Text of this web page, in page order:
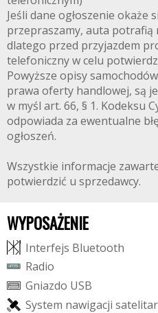
Jeśli dane ogłoszenie okaże
przepraszamy, auta
dlatego przed przyjazdem
telefoniczny w celu
Powyższe opisy
prawa oferty handlowej, są
w myśl art. 66, § 1. Kodeksu
odpowiada za ewentualne
ogłoszeń.
Wszystkie informacje
potwierdzić u sprzedawcy.
WYPOSAŻENIE
Interfejs Bluetooth
Radio
Gniazdo USB
System nawigacji satelitar